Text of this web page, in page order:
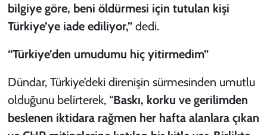
bilgiye göre, beni öldürmesi için tutulan kişi
Türkiye’ye iade ediliyor,”dedi.
“Türkiye’den umudumu hiç yitirmedim”
Dündar, Türkiye’deki direnişin sürmesinden umutlu
olduğunu belirterek, “Baskı, korku ve gerilimden
beslenen iktidara rağmen her hafta alanlara çıkan